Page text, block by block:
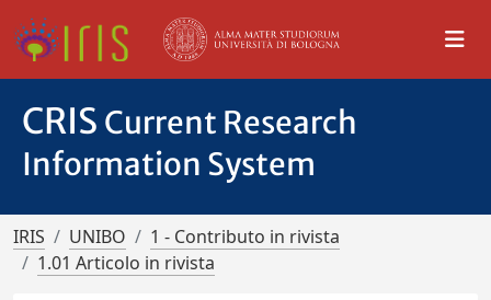
CRIS Current Research
Information System
IRIS UNIBO
1 - Contributo in rivista
1.01 Articolo in rivista